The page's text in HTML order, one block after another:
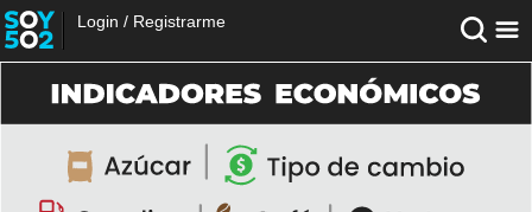
Login / Registrarme